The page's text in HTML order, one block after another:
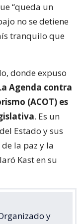
“queda un
no se detiene
tranquilo que
donde expuso
Agenda contra
(ACOT) es
. Es un
Estado y sus
la paz y la
Kast en su
y